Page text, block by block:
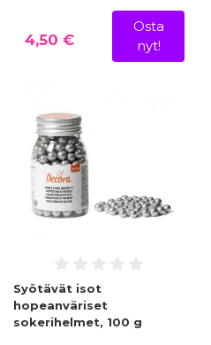
4,50 €
Osta
nyt!
Syötävät isot
hopeanväriset
sokerihelmet, 100 g